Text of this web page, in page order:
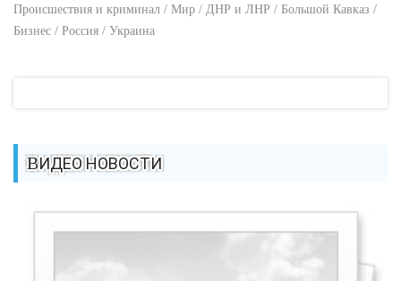
Происшествия и криминал / Мир / ДНР и ЛНР / Большой Кавказ /
Бизнес / Россия / Украина
ВИДЕО НОВОСТИ